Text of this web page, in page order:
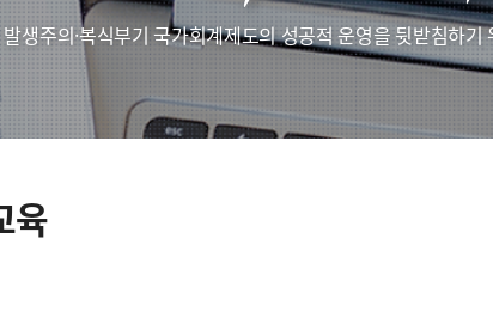
발생주의·복식부기 국가회계제도의 성공적 운영을 뒷받침하
육